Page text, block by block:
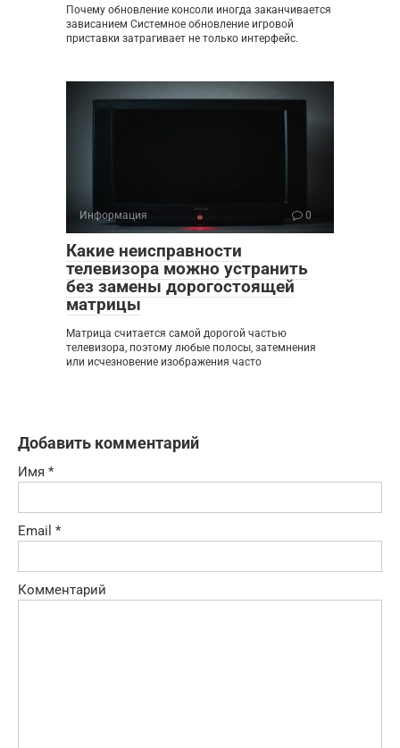
Почему обновление консоли иногда заканчивается
зависанием Системное обновление игровой
приставки затрагивает не только интерфейс.
Информация 0
Какие неисправности
телевизора можно устранить
без замены дорогостоящей
матрицы
Матрица считается самой дорогой частью
телевизора, поэтому любые полосы, затемнения
или исчезновение изображения часто
Добавить комментарий
Имя *
Email *
Комментарий